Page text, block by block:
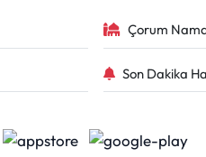
Çorum
Son Dakika